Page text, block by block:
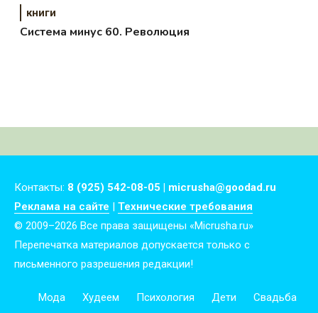
книги
Система минус 60. Революция
Контакты: 8 (925) 542-08-05 | micrusha@goodad.ru
Реклама на сайте | Технические требования
© 2009–2026 Все права защищены «Micrusha.ru»
Перепечатка материалов допускается только с
письменного разрешения редакции!
Мода Худеем Психология Дети Свадьба